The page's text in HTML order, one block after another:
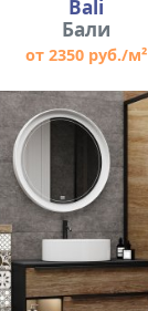
Bali
Бали
от 2350 руб./м²